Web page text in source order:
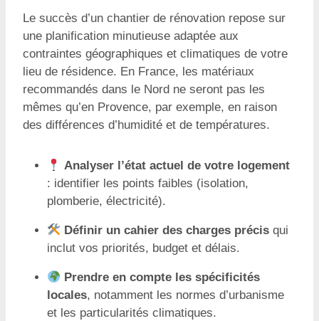
Le succès d’un chantier de rénovation repose sur
une planification minutieuse adaptée aux
contraintes géographiques et climatiques de votre
lieu de résidence. En France, les matériaux
recommandés dans le Nord ne seront pas les
mêmes qu’en Provence, par exemple, en raison
des différences d’humidité et de températures.
Analyser l’état actuel de votre logement
: identifier les points faibles (isolation,
plomberie, électricité).
Définir un cahier des charges précis qui
inclut vos priorités, budget et délais.
Prendre en compte les spécificités
locales, notamment les normes d’urbanisme
et les particularités climatiques.